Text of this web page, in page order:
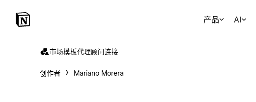
产品 AI
市场模板代理顾问连接
创作者 Mariano Morera